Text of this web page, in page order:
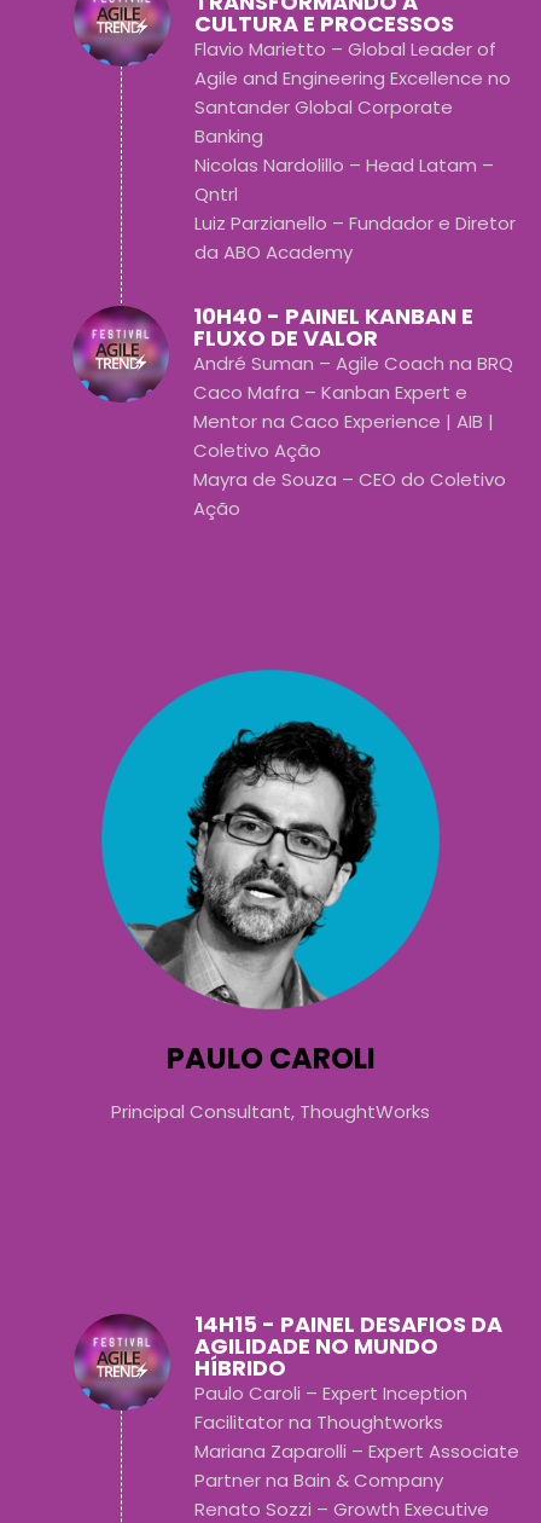
CULTURA E PROCESSOS
Flavio Marietto – Global Leader of
Agile and Engineering Excellence no
Santander Global Corporate
Banking
Nicolas Nardolillo – Head Latam –
Qntrl
Luiz Parzianello – Fundador e Diretor
da ABO Academy
10H40 - PAINEL KANBAN E
FLUXO DE VALOR
André Suman – Agile Coach na BRQ
Caco Mafra – Kanban Expert e
Mentor na Caco Experience | AIB |
Coletivo Ação
Mayra de Souza – CEO do Coletivo
Ação
PAULO CAROLI
Principal Consultant, ThoughtWorks
14H15 - PAINEL DESAFIOS DA
AGILIDADE NO MUNDO
HÍBRIDO
Paulo Caroli – Expert Inception
Facilitator na Thoughtworks
Mariana Zaparolli – Expert Associate
Partner na Bain & Company
Renato Sozzi – Growth Executive